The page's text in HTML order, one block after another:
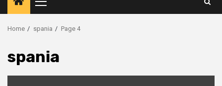
Primary
Menu
Home spania Page 4
spania